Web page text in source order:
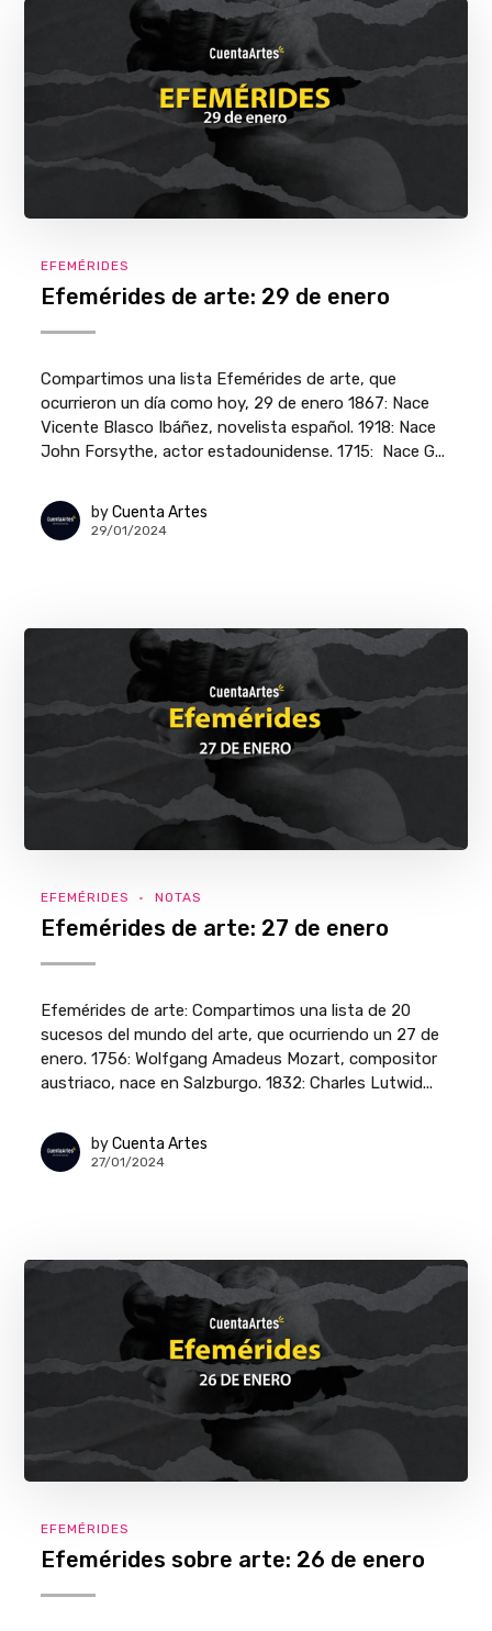
EFEMÉRIDES
Efemérides de arte: 29 de enero
Compartimos una lista Efemérides de arte, que
ocurrieron un día como hoy, 29 de enero 1867: Nace
Vicente Blasco Ibáñez, novelista español. 1918: Nace
John Forsythe, actor estadounidense. 1715: Nace G...
by Cuenta Artes
29/01/2024
EFEMÉRIDES NOTAS
Efemérides de arte: 27 de enero
Efemérides de arte: Compartimos una lista de 20
sucesos del mundo del arte, que ocurriendo un 27 de
enero. 1756: Wolfgang Amadeus Mozart, compositor
austriaco, nace en Salzburgo. 1832: Charles Lutwid...
by Cuenta Artes
27/01/2024
EFEMÉRIDES
Efemérides sobre arte: 26 de enero